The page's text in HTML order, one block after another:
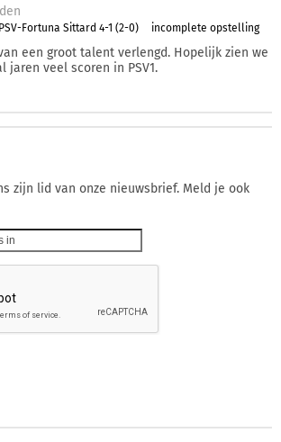
PSV-Fortuna Sittard 4-1 (2-0) incomplete opstelling
een groot talent verlengd. Hopelijk zien we
jaren veel scoren in PSV1.
zijn lid van onze nieuwsbrief. Meld je ook